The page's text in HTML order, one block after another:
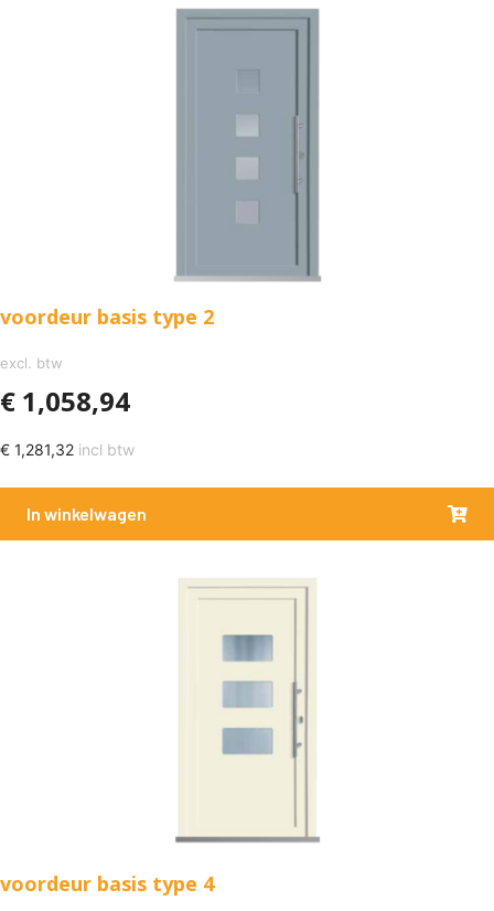
voordeur basis type 2
excl. btw
€ 1,058,94
€ 1,281,32 incl btw
In winkelwagen
voordeur basis type 4